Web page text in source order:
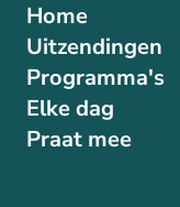
Home
Uitzendingen
Programma's
Elke dag
Praat mee